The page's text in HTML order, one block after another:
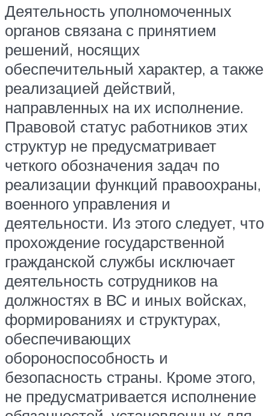
Деятельность уполномоченных
органов связана с принятием
решений, носящих
обеспечительный характер, а также
реализацией действий,
направленных на их исполнение.
Правовой статус работников этих
структур не предусматривает
четкого обозначения задач по
реализации функций правоохраны,
военного управления и
деятельности. Из этого следует, что
прохождение государственной
гражданской службы исключает
деятельность сотрудников на
должностях в ВС и иных войсках,
формированиях и структурах,
обеспечивающих
обороноспособность и
безопасность страны. Кроме этого,
не предусматривается исполнение